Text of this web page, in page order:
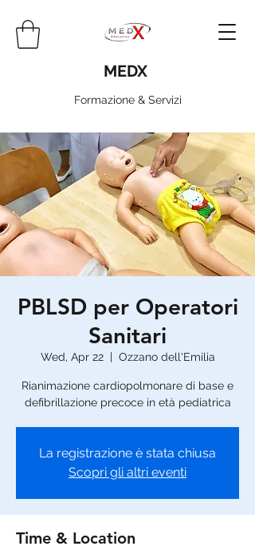
MEDX
Formazione & Servizi
PBLSD per Operatori
Sanitari
Wed, Apr 22
  |
Ozzano dell'Emilia
Rianimazione cardiopolmonare di base e
defibrillazione precoce in età pediatrica
La registrazione è stata chiusa
Scopri gli altri eventi
Time & Location